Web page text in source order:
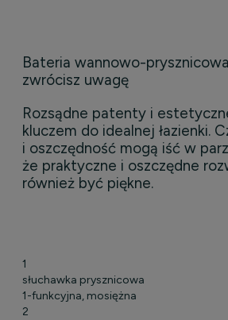
Bateria wannowo-
zwrócisz uwagę
Rozsądne patenty i
kluczem do idealnej łazienki.
i oszczędność mogą iść w
że praktyczne i oszczędne
również być piękne.
1
słuchawka prysznicowa
1-funkcyjna, mosiężna
2